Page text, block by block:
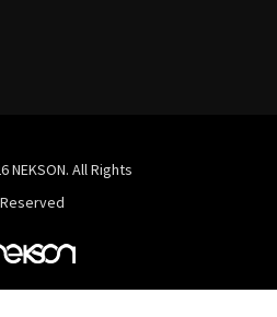
NEKSON. All Rights
Reserved